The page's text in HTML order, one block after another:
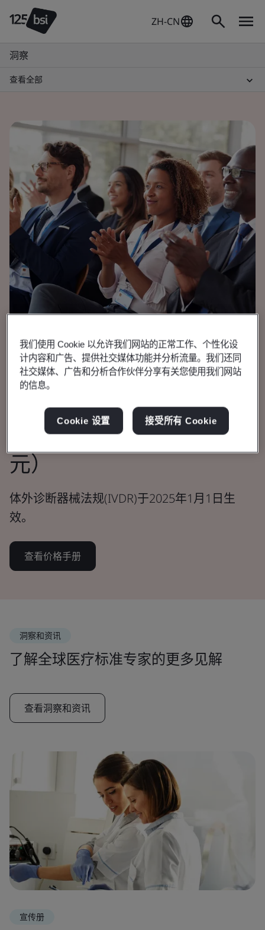
ZH-CN
洞察
查看全部
宣传册
IVDR符合性评审费用（欧
元）
体外诊断器械法规(IVDR)于2025年1月1日生
效。
查看价格手册
洞察和资讯
了解全球医疗标准专家的更多见解
查看洞察和资讯
宣传册
我们使用 Cookie 以允许我们网站的正常工作、个性化设
计内容和广告、提供社交媒体功能并分析流量。我们还同
社交媒体、广告和分析合作伙伴分享有关您使用我们网站
的信息。
Cookie 设置 接受所有 Cookie